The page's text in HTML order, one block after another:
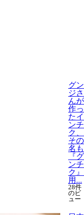
グン
ジさ
んが
作っ
たイ
ンチ
ク、
その
名も
『グ
ンチ
ク』
用...
28件
のビ
ュー